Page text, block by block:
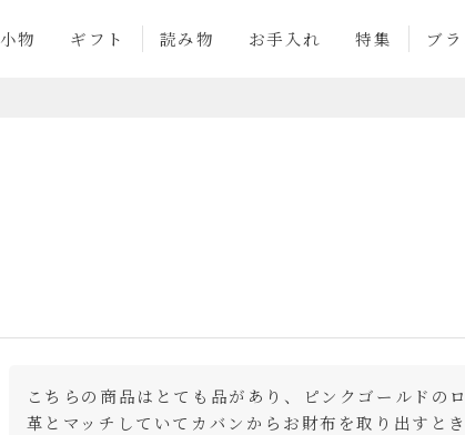
小物 ギフト 読み物 お手入れ 特集 ブ
こちらの商品はとても品があり、ピンクゴールドの
革とマッチしていてカバンからお財布を取り出すと